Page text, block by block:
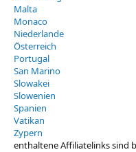
Malta
Monaco
Niederlande
Österreich
Portugal
San Marino
Slowakei
Slowenien
Spanien
Vatikan
Zypern
enthaltene Affiliatelinks sind